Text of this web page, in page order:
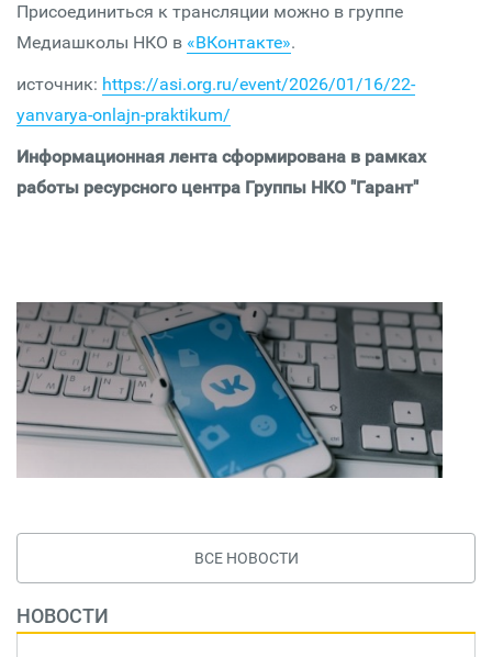
Присоединиться к трансляции можно в группе
Медиашколы НКО в «ВКонтакте».
источник: https://asi.org.ru/event/2026/01/16/22-
yanvarya-onlajn-praktikum/
Информационная лента сформирована в рамках
работы ресурсного центра Группы НКО "Гарант"
ВСЕ НОВОСТИ
НОВОСТИ